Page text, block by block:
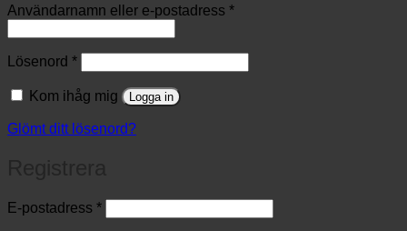
Användarnamn eller e-postadress *Obligatoriskt
Lösenord *Obligatoriskt
Kom ihåg mig Logga in
Glömt ditt lösenord?
E-postadress *Obligatoriskt